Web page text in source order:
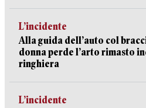
L’incidente
Alla guida dell’auto col
donna perde l’arto rimasto
ringhiera
L’incidente